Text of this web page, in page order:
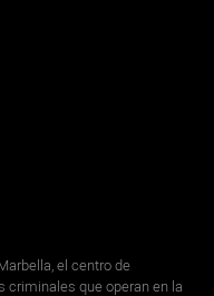
el centro de
criminales que operan en la